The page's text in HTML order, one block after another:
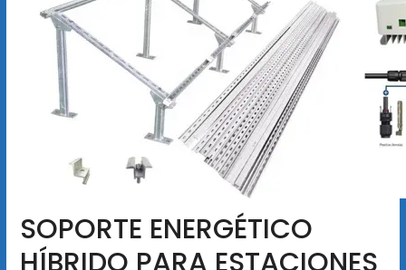
SOPORTE ENERGÉTICO